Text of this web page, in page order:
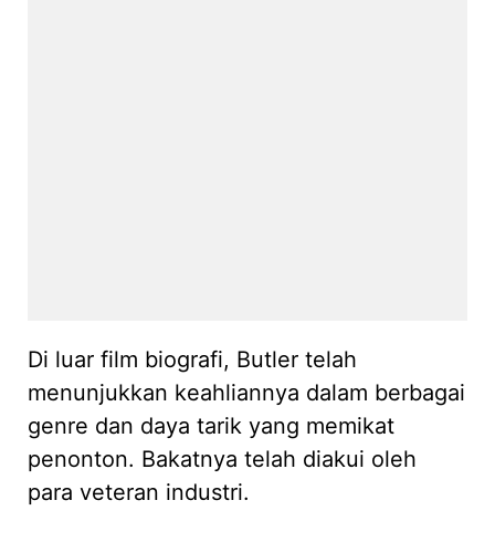
Di luar film biografi, Butler telah
menunjukkan keahliannya dalam berbagai
genre dan daya tarik yang memikat
penonton. Bakatnya telah diakui oleh
para veteran industri.